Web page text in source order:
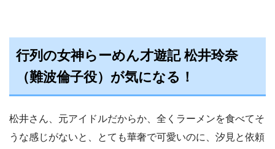
行列の女神らーめん才遊記 松井玲奈
（難波倫子役）が気になる！
松井さん、元アイドルだからか、全くラーメンを食べてそ
うな感じがないと、とても華奢で可愛いのに、汐見と依頼